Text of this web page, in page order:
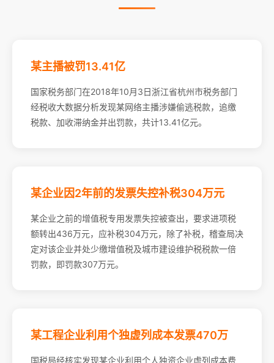
某主播被罚13.41亿
国家税务部门在2018年10月3日浙江省杭州市税务部门
经税收大数据分析发现某网络主播涉嫌偷逃税款，追缴
税款、加收滞纳金并出罚款，共计13.41亿元。
某企业因2年前的发票失控补税304万元
某企业之前的增值税专用发票失控被查出，要求进项税
额转出436万元，应补税304万元，除了补税，稽查局决
定对该企业并处少缴增值税及城市建设维护税税款一倍
罚款，即罚款307万元。
某工程企业利用个独虚列成本发票470万
国税局经核实发现某企业利用个人独资企业虚列成本费